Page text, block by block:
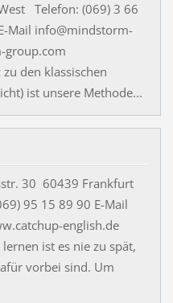
Telefon: (069) 3 66
Mail info@mindstorm-
group.com
den klassischen
ist unsere Methode...
30 60439 Frankfurt
95 15 89 90 E-Mail
english.de
ist es nie zu spät,
vorbei sind. Um